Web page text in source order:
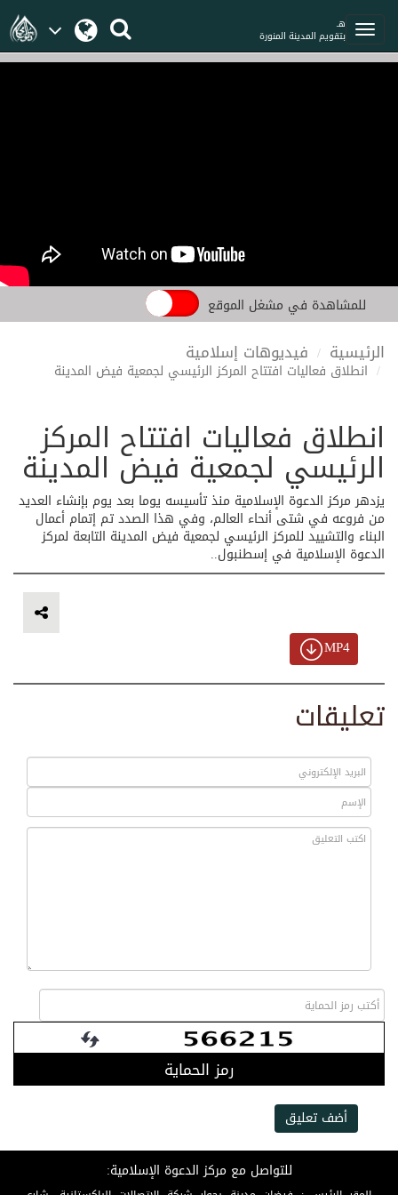
هـ
بتقويم المدينة المنورة
للمشاهدة في مشغل الموقع
الرئيسية فيديوهات إسلامية
انطلاق فعاليات افتتاح المركز الرئيسي لجمعية فيض المدينة
انطلاق فعاليات افتتاح المركز
الرئيسي لجمعية فيض المدينة
يزدهر مركز الدعوة الإسلامية منذ تأسيسه يوما بعد يوم بإنشاء العديد
من فروعه في شتى أنحاء العالم، وفي هذا الصدد تم إتمام أعمال
البناء والتشييد للمركز الرئيسي لجمعية فيض المدينة التابعة لمركز
الدعوة الإسلامية في إسطنبول..
MP4
تعليقات
رمز الحماية
أضف تعليق
للتواصل مع مركز الدعوة الإسلامية: